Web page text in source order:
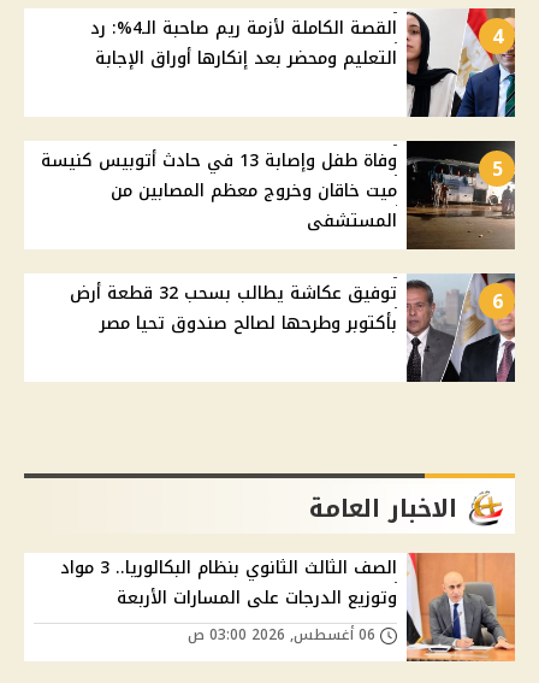
4
القصة الكاملة لأزمة ريم صاحبة الـ4%: رد
التعليم ومحضر بعد إنكارها أوراق الإجابة
5
وفاة طفل وإصابة 13 في حادث أتوبيس كنيسة
ميت خاقان وخروج معظم المصابين من
المستشفى
6
توفيق عكاشة يطالب بسحب 32 قطعة أرض
بأكتوبر وطرحها لصالح صندوق تحيا مصر
الاخبار العامة
الصف الثالث الثانوي بنظام البكالوريا.. 3 مواد
وتوزيع الدرجات على المسارات الأربعة